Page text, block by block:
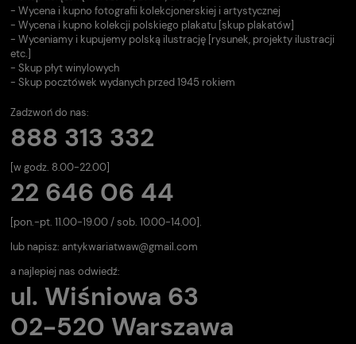
- Wycena i kupno fotografii kolekcjonerskiej i artystycznej
- Wycena i kupno kolekcji polskiego plakatu [skup plakatów]
- Wyceniamy i kupujemy polską ilustrację [rysunek, projekty ilustracji
etc.]
- Skup płyt winylowych
- Skup pocztówek wydanych przed 1945 rokiem
Zadzwoń do nas:
888 313 332
[w godz. 8.00-22.00]
22 646 06 44
[pon.-pt. 11.00-19.00 / sob. 10.00-14.00].
lub napisz: antykwariatwaw@gmail.com
a najlepiej nas odwiedź:
ul. Wiśniowa 63
02-520 Warszawa